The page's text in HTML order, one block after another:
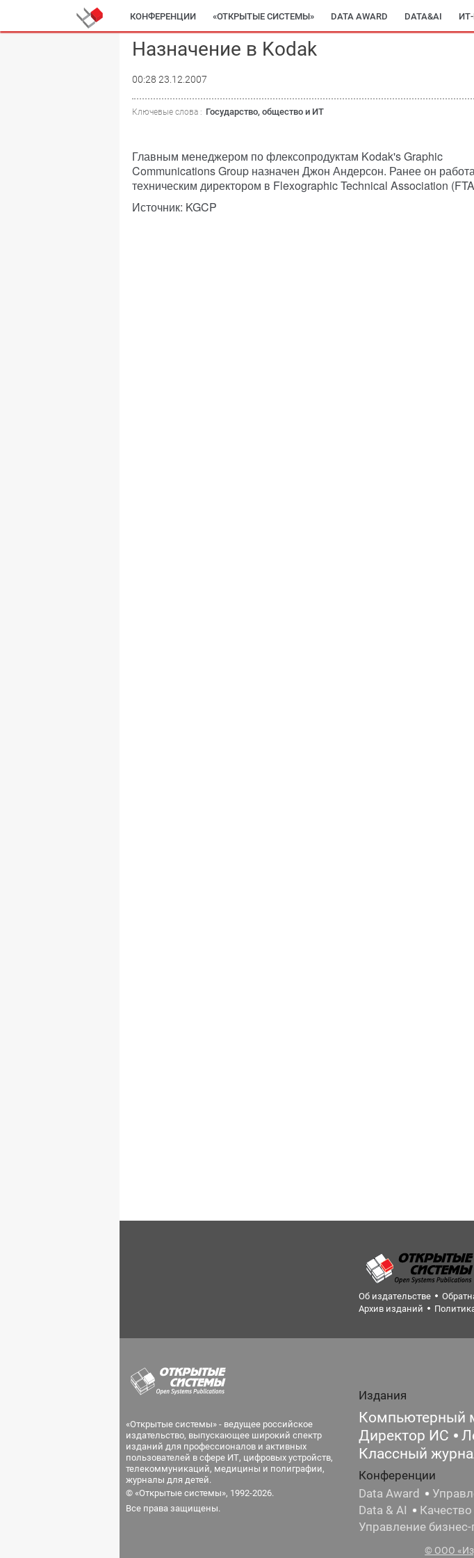
КОНФЕРЕНЦИИ «ОТКРЫТЫЕ СИСТЕМЫ» DATA AWARD DATA&AI
Назначение в Kodak
00:28 23.12.2007
Ключевые слова : Государство, общество и ИТ
Главным менеджером по флексопродуктам Kodak's Graphic
Communications Group назначен Джон Андерсон. Ранее он
техническим директором в Flexographic Technical Association
Источник: KGCP
Об издательстве
Архив изданий
«Открытые системы» - ведущее российское
издательство, выпускающее широкий спектр
изданий для профессионалов и активных
пользователей в сфере ИТ, цифровых устройств,
телекоммуникаций, медицины и полиграфии,
журналы для детей.
© «Открытые системы», 1992-2026.
Все права защищены.
Издания
Компьютерный
Директор ИС
Классный
Конференции
Data Award
Data & AI
Управление
© ООО